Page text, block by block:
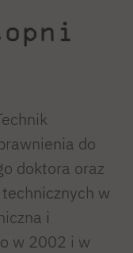
do
doktora oraz
w
i
w 2002 i w